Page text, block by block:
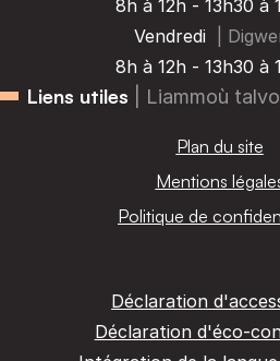
8h à 12h - 13h30 à
Vendredi
|
8h à 12h - 13h30 à
Liens utiles | Liammoù
Plan du site
Mentions
Politique de
Déclaration
Déclaration d'éco-